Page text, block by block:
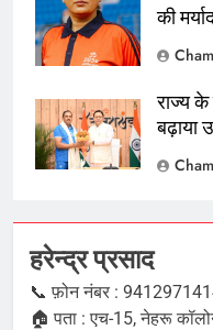
की
राज्य के
बढ़ाया
हरेन्द्र प्रसाद
📞 फ़ोन नंबर :
🏠 पता : एच-15, नेहरू